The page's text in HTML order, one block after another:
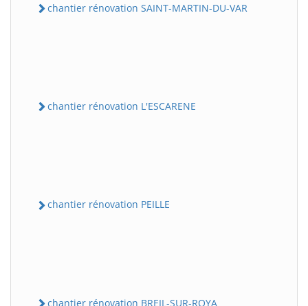
chantier rénovation SAINT-MARTIN-DU-VAR
chantier rénovation L'ESCARENE
chantier rénovation PEILLE
chantier rénovation BREIL-SUR-ROYA